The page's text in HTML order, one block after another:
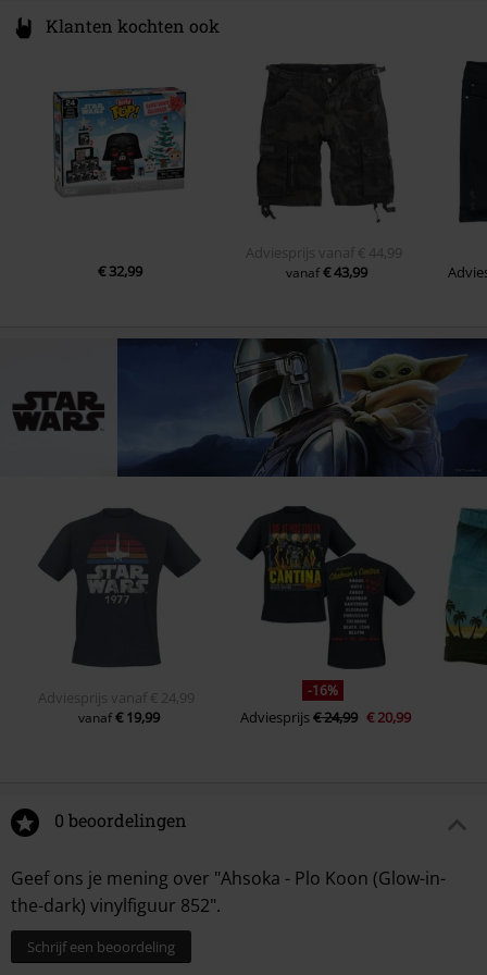
Klanten kochten ook
€ 32,99
Adviesprijs vanaf € 44,99
vanaf€ 43,99
Adviesprijs vanaf € 24,99
vanaf€ 19,99
-16%
Adviesprijs€ 24,99 € 20,99
0 beoordelingen
Geef ons je mening over "Ahsoka - Plo Koon (Glow-in-
the-dark) vinylfiguur 852".
Schrijf een beoordeling